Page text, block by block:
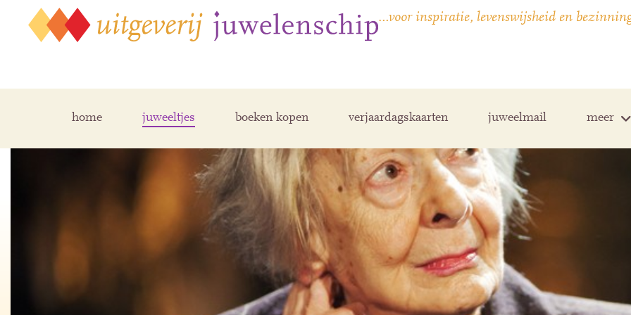
…voor inspiratie, levenswijsheid en
home juweeltjes boeken kopen verjaardagskaarten juweelmail meer